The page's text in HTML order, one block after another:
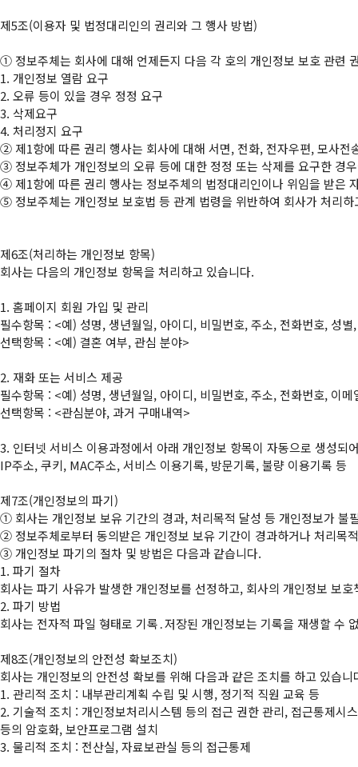
제5조(이용자 및 법정대리인의 권리와 그 행사 방법)
① 정보주체는 회사에 대해 언제든지 다음 각 호의 개인정보 보호 관련
1. 개인정보 열람 요구
2. 오류 등이 있을 경우 정정 요구
3. 삭제요구
②
③
④
⑤ 정보주체는 개인정보 보호법 등 관계 법령을 위반하여 회사가 처리
제6조(처리하는 개인정보 항목)
회사는 다음의 개인정보 항목을 처리하고 있습니다.
1. 홈페이지 회원 가입 및 관리
필수항목 : <예) 성명, 생년월일, 아이디, 비밀번호, 주소, 전화번호, 성
선택항목 : <예) 결혼 여부, 관심 분야>
2. 재화 또는 서비스 제공
필수항목 : <예) 성명, 생년월일, 아이디, 비밀번호, 주소, 전화번호, 이
선택항목 : <관심분야, 과거 구매내역>
3. 인터넷 서비스 이용과정에서 아래 개인정보 항목이 자동으로 생성되
IP주소, 쿠키, MAC주소, 서비스 이용기록, 방문기록, 불량 이용기록 등
①
②
③ 개인정보 파기의 절차 및 방법은 다음과 같습니다.
1. 파기 절차
회사는 파기 사유가 발생한 개인정보를 선정하고, 회사의 개인정보 보
2. 파기 방법
회사는 전자적 파일 형태로 기록․저장된 개인정보는 기록을 재생할
제8조(개인정보의 안전성 확보조치)
회사는 개인정보의 안전성 확보를 위해 다음과 같은 조치를 하고 있습니
1. 관리적 조치 : 내부관리계획 수립 및 시행, 정기적 직원 교육 등
2. 기술적 조치 : 개인정보처리시스템 등의 접근 권한 관리, 접근통제시
등의 암호화, 보안프로그램 설치
3. 물리적 조치 : 전산실, 자료보관실 등의 접근통제